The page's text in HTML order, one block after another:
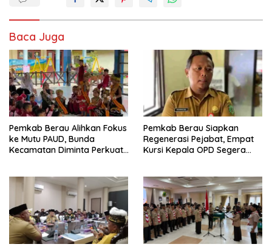
Baca Juga
Pemkab Berau Alihkan Fokus
ke Mutu PAUD, Bunda
Kecamatan Diminta Perkuat
Pemkab Berau Siapkan
Regenerasi Pejabat, Empat
Kursi Kepala OPD Segera